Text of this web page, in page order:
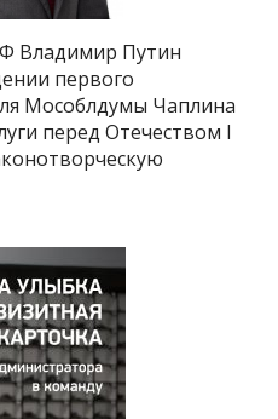
Владимир Путин
первого
Мособлдумы Чаплина
перед Отечеством I